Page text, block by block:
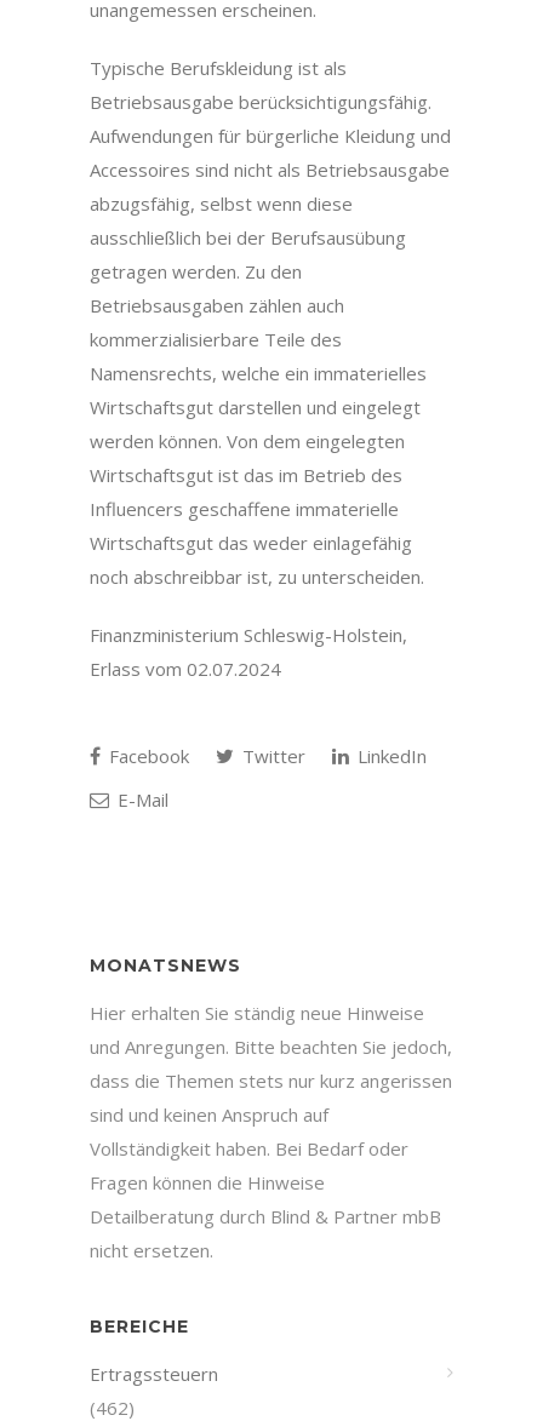
unangemessen erscheinen.
Typische Berufskleidung ist als
Betriebsausgabe berücksichtigungsfähig.
Aufwendungen für bürgerliche Kleidung und
Accessoires sind nicht als Betriebsausgabe
abzugsfähig, selbst wenn diese
ausschließlich bei der Berufsausübung
getragen werden. Zu den
Betriebsausgaben zählen auch
kommerzialisierbare Teile des
Namensrechts, welche ein immaterielles
Wirtschaftsgut darstellen und eingelegt
werden können. Von dem eingelegten
Wirtschaftsgut ist das im Betrieb des
Influencers geschaffene immaterielle
Wirtschaftsgut das weder einlagefähig
noch abschreibbar ist, zu unterscheiden.
Finanzministerium Schleswig-Holstein,
Erlass vom 02.07.2024
Facebook Twitter
LinkedIn
E-Mail
MONATSNEWS
Hier erhalten Sie ständig neue Hinweise
und Anregungen. Bitte beachten Sie jedoch,
dass die Themen stets nur kurz angerissen
sind und keinen Anspruch auf
Vollständigkeit haben. Bei Bedarf oder
Fragen können die Hinweise
Detailberatung durch Blind & Partner mbB
nicht ersetzen.
BEREICHE
Ertragssteuern
(462)